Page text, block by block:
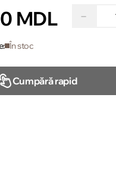
MDL −
În stoc
Cumpără rapid